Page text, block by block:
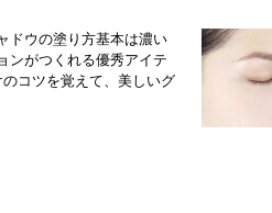
ドウの塗り方基本は濃い
ンがつくれる優秀アイテ
コツを覚えて、美しいグ